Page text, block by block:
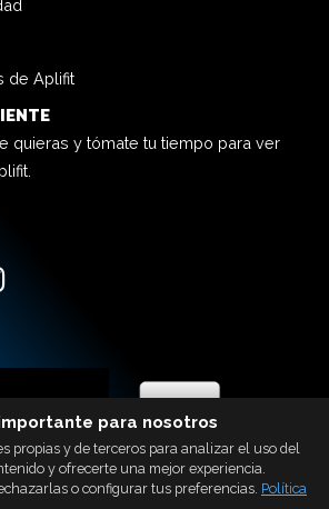
de Aplifit
quieras y tómate tu tiempo para ver
para nosotros
propias y de terceros para analizar el uso del
y ofrecerte una mejor experiencia.
o configurar tus preferencias. Política